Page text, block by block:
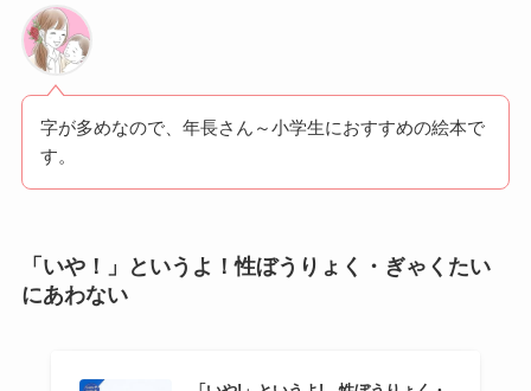
字が多めなので、年長さん～小学生におすすめの絵本で
す。
「いや！」というよ！性ぼうりょく・ぎゃくたい
にあわない